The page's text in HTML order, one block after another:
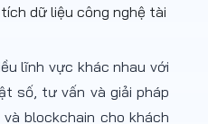
dữ liệu công nghệ tài
lĩnh vực khác nhau với
số, tư vấn và giải pháp
blockchain cho khách